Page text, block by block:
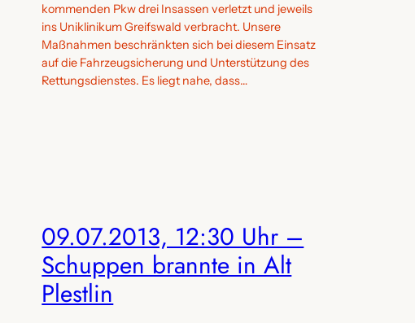
kommenden Pkw drei Insassen verletzt und jeweils
ins Uniklinikum Greifswald verbracht. Unsere
Maßnahmen beschränkten sich bei diesem Einsatz
auf die Fahrzeugsicherung und Unterstützung des
Rettungsdienstes. Es liegt nahe, dass…
09.07.2013, 12:30 Uhr –
Schuppen brannte in Alt
Plestlin